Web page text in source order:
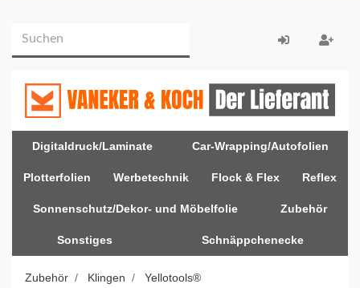
Digitaldruck/Laminate Car-Wrapping/Autofolien
Plotterfolien Werbetechnik Flock & Flex Reflex
Sonnenschutz/Dekor- und Möbelfolie Zubehör
Sonstiges Schnäppchenecke
Zubehör Klingen
Yellotools®